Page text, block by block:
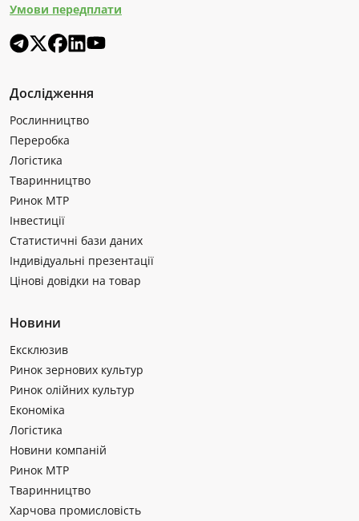
Умови передплати
Дослідження
Рослинництво
Переробка
Логістика
Тваринництво
Ринок МТР
Інвестиції
Статистичні бази даних
Індивідуальні презентації
Цінові довідки на товар
Новини
Ексклюзив
Ринок зернових культур
Ринок олійних культур
Економіка
Логістика
Новини компаній
Ринок МТР
Тваринництво
Харчова промисловість